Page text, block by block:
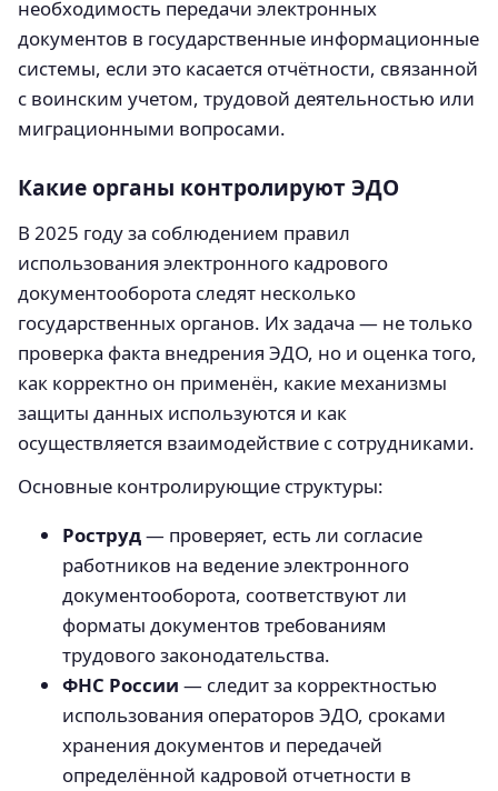
необходимость передачи электронных
документов в государственные информационные
системы, если это касается отчётности, связанной
с воинским учетом, трудовой деятельностью или
миграционными вопросами.
Какие органы контролируют ЭДО
В 2025 году за соблюдением правил
использования электронного кадрового
документооборота следят несколько
государственных органов. Их задача — не только
проверка факта внедрения ЭДО, но и оценка того,
как корректно он применён, какие механизмы
защиты данных используются и как
осуществляется взаимодействие с сотрудниками.
Основные контролирующие структуры:
Роструд— проверяет, есть ли согласие
работников на ведение электронного
документооборота, соответствуют ли
форматы документов требованиям
трудового законодательства.
ФНС России — следит за корректностью
использования операторов ЭДО, сроками
хранения документов и передачей
определённой кадровой отчетности в